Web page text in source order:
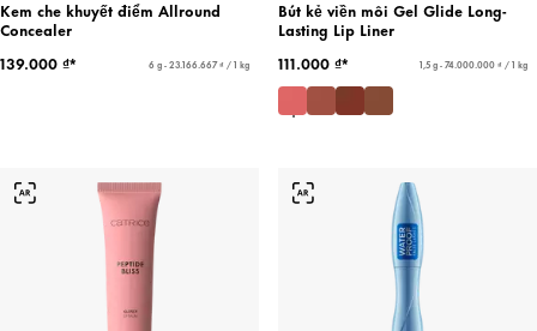
Kem che khuyết điểm Allround
Concealer
139.000 ₫*
6 g - 23.166.667 ₫ / 1 kg
Bút kẻ viền môi Gel Glide Long-
Lasting Lip Liner
111.000 ₫*
1,5 g - 74.000.000 ₫ / 1 kg